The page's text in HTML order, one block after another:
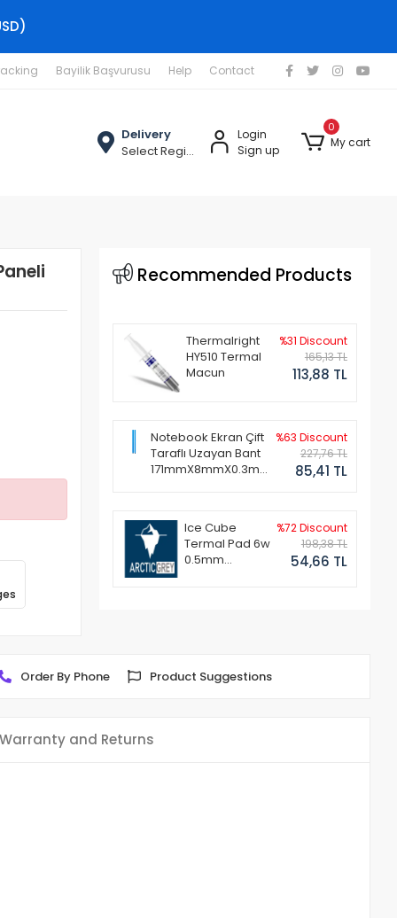
Bayilik Başvurusu Help Contact
Delivery
Select Region
Login
Sign up
0
My cart
Recommended Products
Thermalright
HY510 Termal
Macun
%31 Discount
165,13 TL
113,88 TL
Notebook Ekran Çift
Taraflı Uzayan Bant
171mmX8mmX0.3mm
%63 Discount
227,76 TL
85,41 TL
Ice Cube
Termal Pad 6w
0.5mm
%72 Discount
198,38 TL
54,66 TL
Order By Phone Product Suggestions
Warranty and Returns